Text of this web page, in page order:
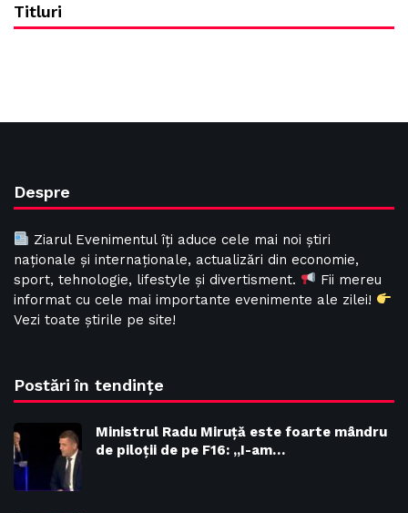
Titluri
Despre
Ziarul Evenimentul îți aduce cele mai noi știri
naționale și internaționale, actualizări din economie,
sport, tehnologie, lifestyle și divertisment.
Fii mereu
informat cu cele mai importante evenimente ale zilei!
Vezi toate știrile pe site!
Postări în tendințe
Ministrul Radu Miruţă este foarte mândru
de piloţii de pe F16: „I-am…